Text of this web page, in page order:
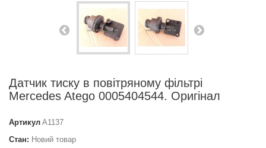
Датчик тиску в повітряному фільтрі
Mercedes Atego 0005404544. Оригінал
Артикул A1137
Стан: Новий товар